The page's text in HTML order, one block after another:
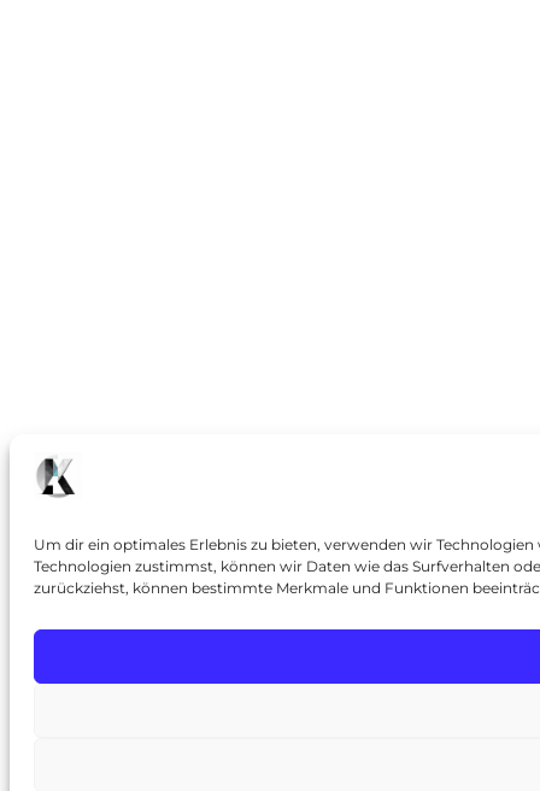
Um dir ein optimales Erlebnis zu bieten, verwenden wir
Technologien zustimmst, können wir Daten wie das Surfverhalten
zurückziehst, können bestimmte Merkmale und Funktionen